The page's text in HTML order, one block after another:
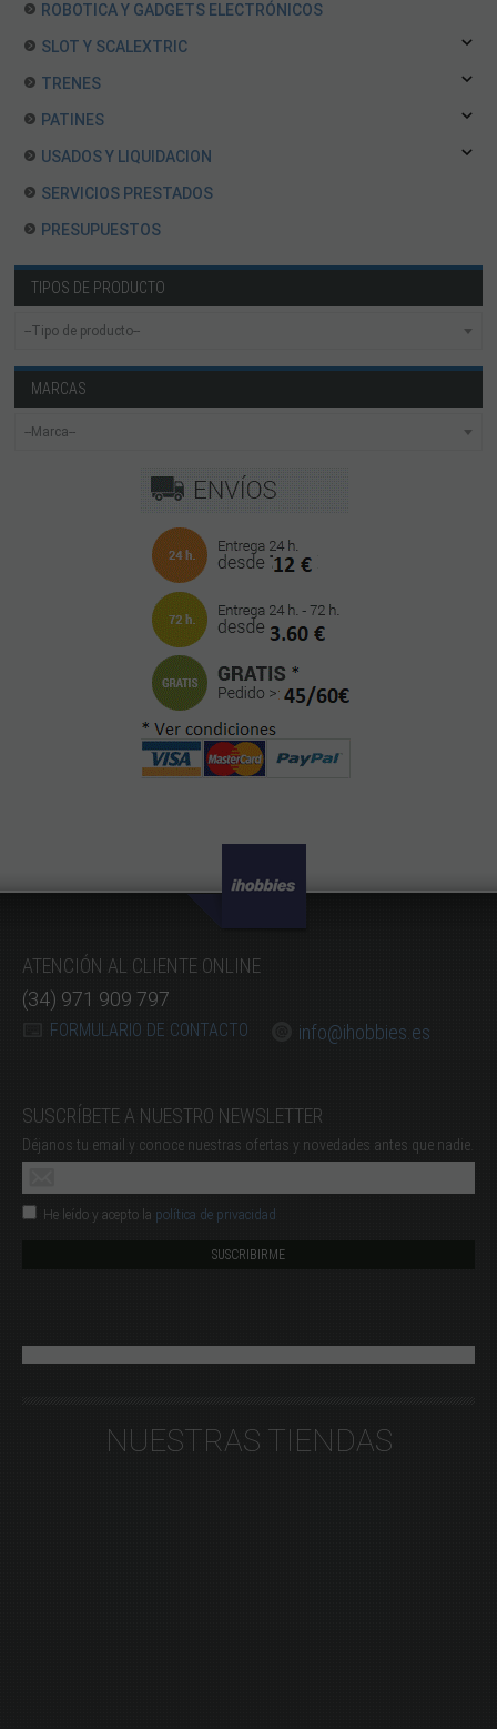
ROBOTICA Y GADGETS ELECTRÓNICOS
SLOT Y SCALEXTRIC
TRENES
PATINES
USADOS Y LIQUIDACION
SERVICIOS PRESTADOS
PRESUPUESTOS
TIPOS DE PRODUCTO
MARCAS
ATENCIÓN AL CLIENTE ONLINE
(34) 971 909 797
FORMULARIO DE CONTACTO info@ihobbies.es
SUSCRÍBETE A NUESTRO NEWSLETTER
Déjanos tu email y conoce nuestras ofertas y novedades antes que nadie.
He leído y acepto la política de privacidad
NUESTRAS TIENDAS